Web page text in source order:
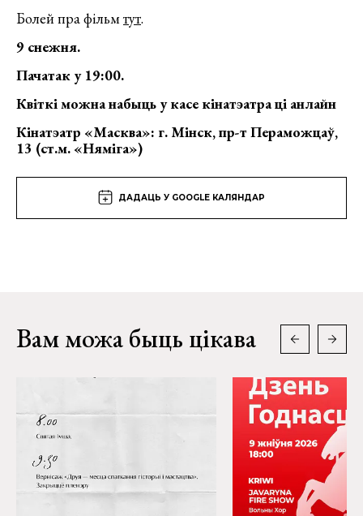
Болей пра фільмтут.
9 снежня.
Пачатак у 19:00.
Квiткi можна набыць у касе кінатэатра цi анлайн
Кінатэатр «Масква»: г. Мінск, пр-т Пераможцаў,
13 (ст.м. «Няміга»)
ДАДАЦЬ У GOOGLE КАЛЯНДАР
Вам можа быць цікава